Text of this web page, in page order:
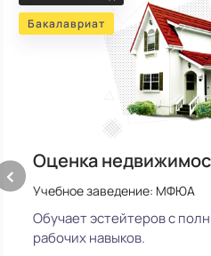
баллов
‹
Бакалавриат
Оценка
Учебное заведение: МФЮА
Обучает эстейтеров с
рабочих навыков.